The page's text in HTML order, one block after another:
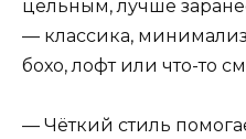
цельным, лучше
— классика,
бохо, лофт или что-то
— Чёткий стиль